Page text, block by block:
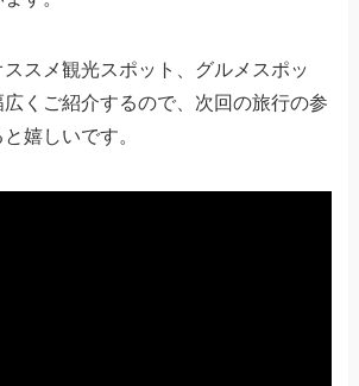
スメ観光スポット、グルメスポッ
広くご紹介するので、次回の旅行の参
嬉しいです。